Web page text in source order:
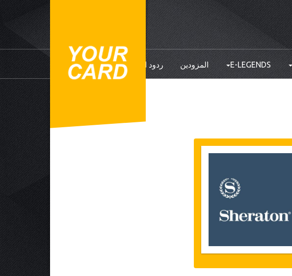
E-LEGENDS المزودين ردود الفعل